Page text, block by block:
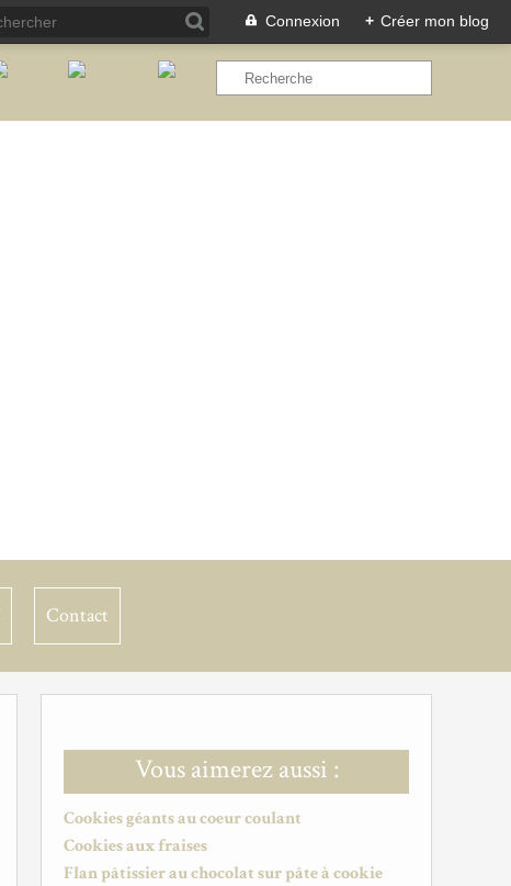
Connexion + Créer mon blog
Contact
Vous aimerez aussi :
Cookies géants au coeur coulant
Cookies aux fraises
Flan pâtissier au chocolat sur pâte à cookie